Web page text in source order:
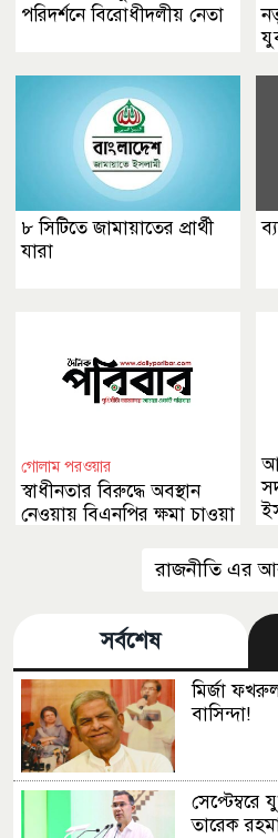
পরিদর্শনে বিরোধীদলীয় নেতা
৮ সিটিতে জামায়াতের প্রার্থী
যারা
গোলাম পরওয়ার
স্বাধীনতার বিরুদ্ধে অবস্থান
নেওয়ায় বিএনপির ক্ষমা চাওয়া
রাজনীতি এর
সর্বশেষ
মির্জা
বাসিন্দা!
সেপ্টেম্বরে
তারেক